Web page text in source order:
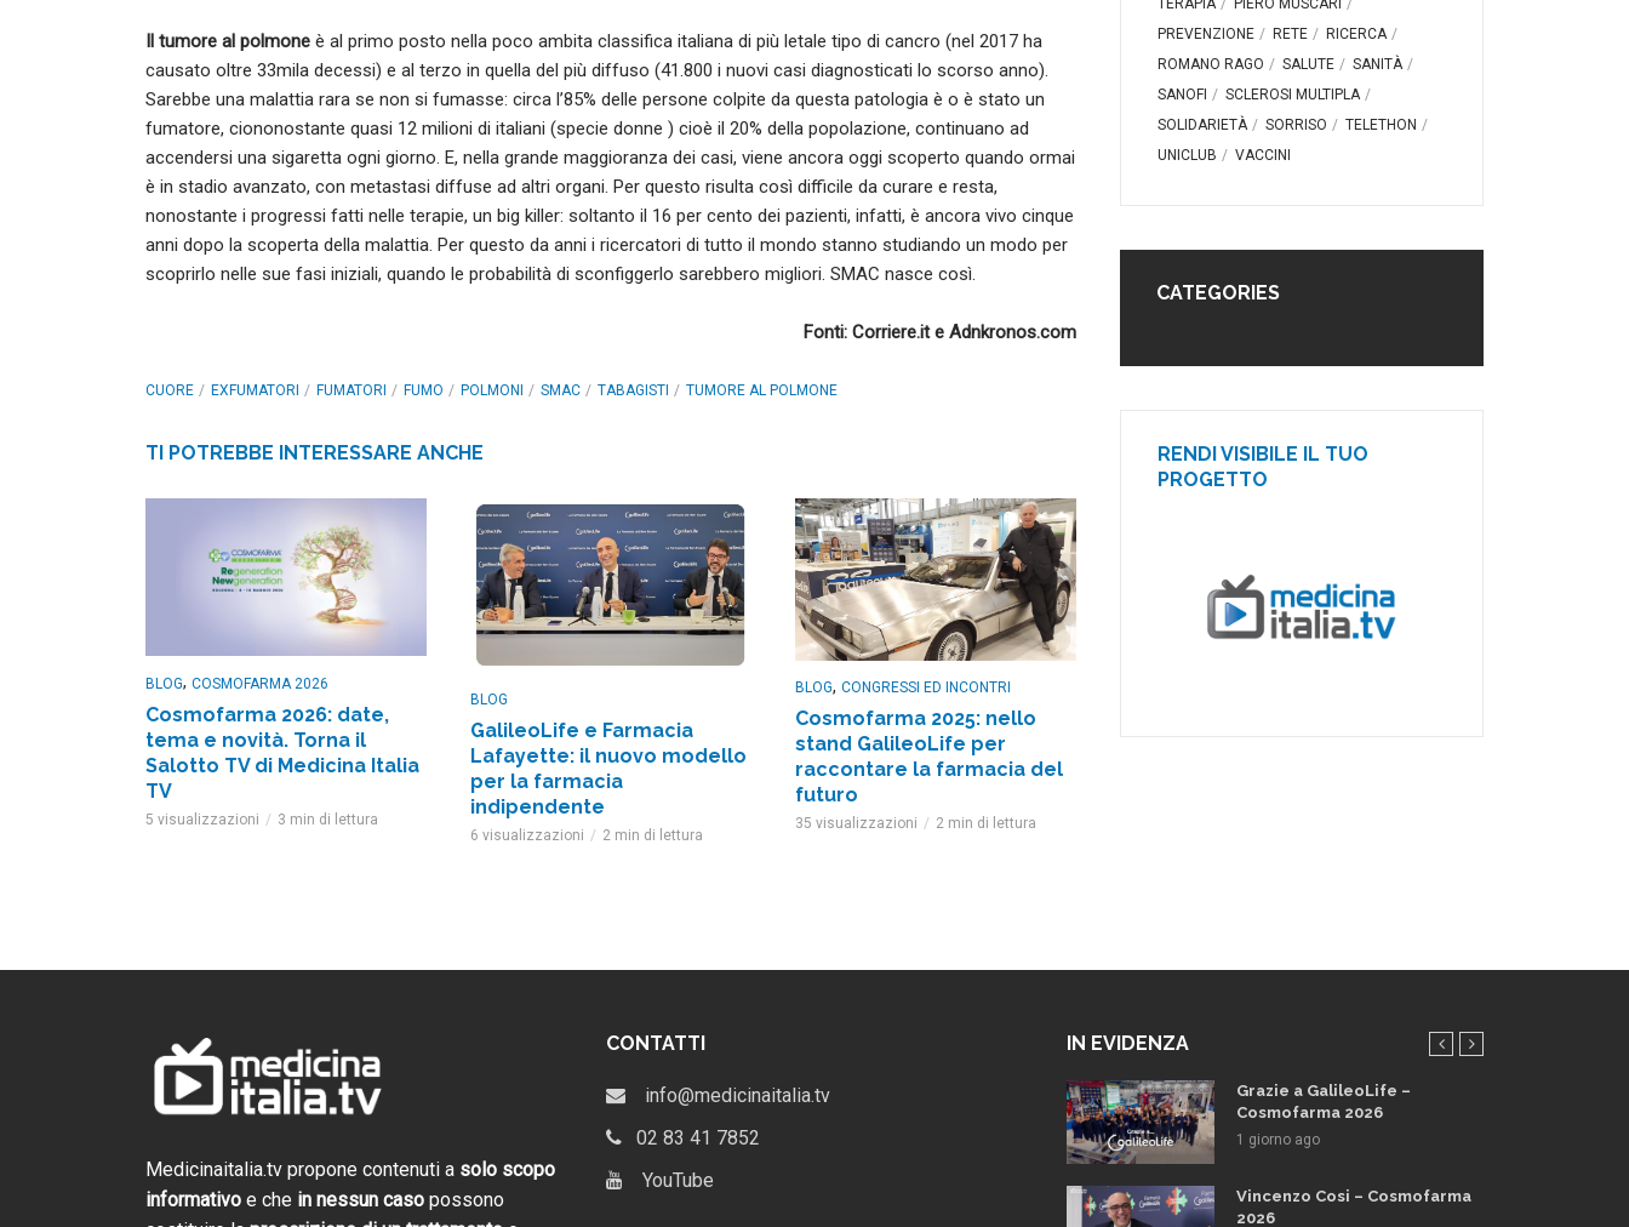
Il tumore al polmone è al primo posto nella poco ambita classifica italiana di più letale tipo di cancro (nel 2017 ha
causato oltre 33mila decessi) e al terzo in quella del più diffuso (41.800 i nuovi casi diagnosticati lo scorso anno).
Sarebbe una malattia rara se non si fumasse: circa l’85% delle persone colpite da questa patologia è o è stato un
fumatore, ciononostante quasi 12 milioni di italiani (specie donne ) cioè il 20% della popolazione, continuano ad
accendersi una sigaretta ogni giorno. E, nella grande maggioranza dei casi, viene ancora oggi scoperto quando ormai
è in stadio avanzato, con metastasi diffuse ad altri organi. Per questo risulta così difficile da curare e resta,
nonostante i progressi fatti nelle terapie, un big killer: soltanto il 16 per cento dei pazienti, infatti, è ancora vivo cinque
anni dopo la scoperta della malattia. Per questo da anni i ricercatori di tutto il mondo stanno studiando un modo per
scoprirlo nelle sue fasi iniziali, quando le probabilità di sconfiggerlo sarebbero migliori. SMAC nasce così.
Fonti: Corriere.it e Adnkronos.com
CUORE EXFUMATORI FUMATORI FUMO POLMONI SMAC TABAGISTI TUMORE AL POLMONE
TI POTREBBE INTERESSARE ANCHE
BLOG, COSMOFARMA 2026
Cosmofarma 2026: date,
tema e novità. Torna il
Salotto TV di Medicina Italia
TV
5 visualizzazioni 3 min di lettura
BLOG
GalileoLife e Farmacia
Lafayette: il nuovo modello
per la farmacia
indipendente
6 visualizzazioni 2 min di lettura
BLOG, CONGRESSI ED INCONTRI
Cosmofarma 2025: nello
stand GalileoLife per
raccontare la farmacia del
futuro
35 visualizzazioni 2 min di lettura
TERAPIA
PIERO MUSCARI
PREVENZIONE
RETE
RICERCA
ROMANO RAGO
SALUTE
SANITÀ
SANOFI
SCLEROSI MULTIPLA
SOLIDARIETÀ
SORRISO
TELETHON
UNICLUB
VACCINI
CATEGORIES
RENDI VISIBILE IL TUO
PROGETTO
Medicinaitalia.tv propone contenuti a solo scopo
informativo e che in nessun caso possono
CONTATTI
info@medicinaitalia.tv
02 83 41 7852
YouTube
IN EVIDENZA
Cosmofarma 2026: al via il
2 settimane ago
Cosmofarma 2026: date, tema
GalileoLife e Farmacia
Grazie a GalileoLife –
Cosmofarma 2026
1 giorno ago
Vincenzo Cosi – Cosmofarma
2026